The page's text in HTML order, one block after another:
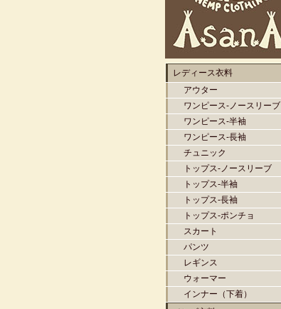
レディース衣料
アウター
ワンピース-ノースリーブ
ワンピース-半袖
ワンピース-長袖
チュニック
トップス-ノースリーブ
トップス-半袖
トップス-長袖
トップス-ポンチョ
スカート
パンツ
レギンス
ウォーマー
インナー（下着）